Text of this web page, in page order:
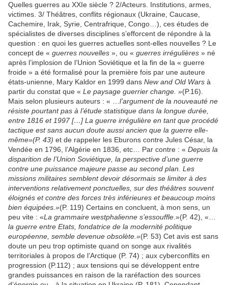
Quelles guerres au XXIe siècle ? 2/Acteurs. Institutions, armes,
victimes. 3/ Théâtres, conflits régionaux (Ukraine, Caucase,
Cachemire, Irak, Syrie, Centrafrique, Congo…), ces études de
spécialistes de diverses disciplines s’efforcent de répondre à la
question : en quoi les guerres actuelles sont-elles nouvelles ? Le
concept de « guerres nouvelles », ou « guerres irrégulières » né
après l’implosion de l’Union Soviétique et la fin de la « guerre
froide » a été formalisé pour la première fois par une auteure
états-unienne, Mary Kaldor en 1999 dans New and Old Wars à
partir du constat que « Le paysage guerrier change. »(P.16).
Mais selon plusieurs auteurs : « … l’argument de la nouveauté ne
résiste pourtant pas à l’étude statistique dans la longue durée,
entre 1816 et 1997 […] La guerre irrégulière en tant que procédé
tactique est sans aucun doute aussi ancien que la guerre elle-
même»(P. 43) et de rappeler les Eburons contre Jules César, la
Vendée en 1796, l’Algérie en 1836, etc… Par contre : « Depuis la
disparition de l’Union Soviétique, la perspective d’une guerre
contre une puissance majeure passe au second plan. Les
missions militaires semblent devoir désormais se limiter à des
interventions relativement ponctuelles, sur des théâtres souvent
éloignés et contre des forces très inférieures et beaucoup moins
bien équipées.»(P. 119) Certains en concluent, à mon sens, un
peu vite : «La grammaire westphalienne s’essouffle .»(P. 42), «…
la guerre entre Etats, fondatrice de la modernité politique
européenne, semble devenue obsolète.»(P. 53) Cet avis est sans
doute un peu trop optimiste quand on songe aux rivalités
territoriales à propos de l’Arctique (P. 74) ; aux cyberconflits en
progression (P.112) ; aux tensions qui se développent entre
grandes puissances en raison de la raréfaction des sources